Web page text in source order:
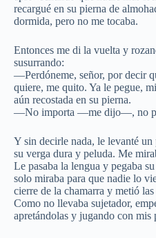
recargué en su pierna de
dormida, pero no me tocaba.
Entonces me di la vuelta y
susurrando:
—Perdóneme, señor, por decir
quiere, me quito. Ya le pegue,
aún recostada en su pierna.
—No importa —me dijo—, no
Y sin decirle nada, le levanté un
su verga dura y peluda. Me
Le pasaba la lengua y pegaba
solo miraba para que nadie lo
cierre de la chamarra y metió
Como no llevaba sujetador,
apretándolas y jugando con mis